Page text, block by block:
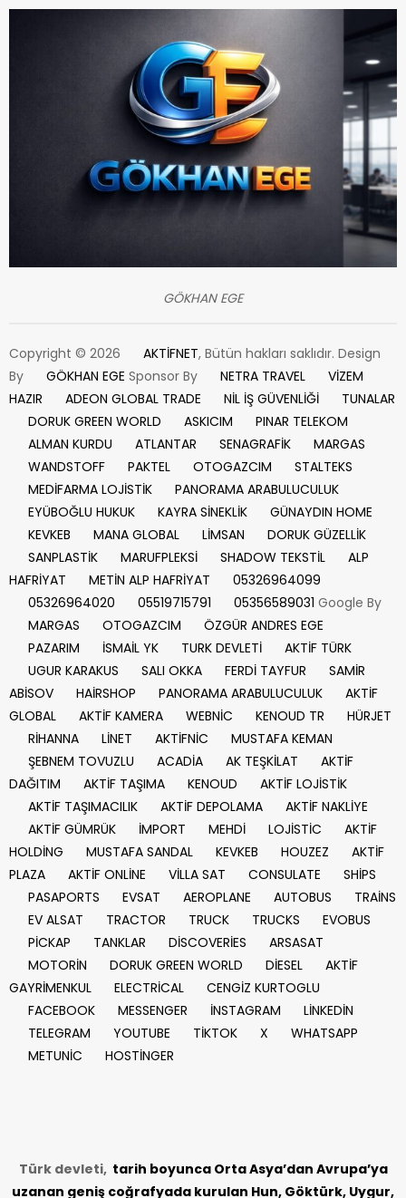
GÖKHAN EGE
Copyright © 2026 AKTİFNET, Bütün hakları saklıdır. Design
By
GÖKHAN EGE Sponsor By NETRA TRAVEL
VİZEM
HAZIR
ADEON GLOBAL TRADE NİL İŞ GÜVENLİĞİ
TUNALAR
DORUK GREEN WORLD
ASKICIM
PINAR TELEKOM
ALMAN KURDU
ATLANTAR SENAGRAFİK
MARGAS
WANDSTOFF
PAKTEL OTOGAZCIM
STALTEKS
MEDİFARMA LOJİSTİK
PANORAMA ARABULUCULUK
EYÜBOĞLU HUKUK
KAYRA SİNEKLİK
GÜNAYDIN HOME
KEVKEB
MANA GLOBAL LİMSAN
DORUK GÜZELLİK
SANPLASTİK
MARUFPLEKSİ SHADOW TEKSTİL
ALP
HAFRİYAT
METİN ALP HAFRİYAT
05326964099
05326964020
05519715791 05356589031 Google By
MARGAS
OTOGAZCIM
ÖZGÜR ANDRES EGE
PAZARIM
İSMAİL YK TURK DEVLETİ
AKTİF TÜRK
UGUR KARAKUS
SALI OKKA FERDİ TAYFUR
SAMİR
ABİSOV
HAİRSHOP PANORAMA ARABULUCULUK
AKTİF
GLOBAL
AKTİF KAMERA WEBNİC KENOUD TR
HÜRJET
RİHANNA
LİNET AKTİFNİC
MUSTAFA KEMAN
ŞEBNEM TOVUZLU
ACADİA AK TEŞKİLAT
AKTİF
DAĞITIM
AKTİF TAŞIMA KENOUD
AKTİF LOJİSTİK
AKTİF TAŞIMACILIK
AKTİF DEPOLAMA
AKTİF NAKLİYE
AKTİF GÜMRÜK
İMPORT MEHDİ LOJİSTİC
AKTİF
HOLDİNG
MUSTAFA SANDAL KEVKEB HOUZEZ
AKTİF
PLAZA
AKTİF ONLİNE VİLLA SAT CONSULATE
SHİPS
PASAPORTS
EVSAT AEROPLANE AUTOBUS
TRAİNS
EV ALSAT
TRACTOR TRUCK TRUCKS
EVOBUS
PİCKAP
TANKLAR DİSCOVERİES
ARSASAT
MOTORİN
DORUK GREEN WORLD DİESEL
AKTİF
GAYRİMENKUL
ELECTRİCAL
CENGİZ KURTOGLU
FACEBOOK
MESSENGER İNSTAGRAM
LİNKEDİN
TELEGRAM
YOUTUBE TİKTOK X
WHATSAPP
METUNİC
HOSTİNGER
Türk devleti, tarih boyunca Orta Asya’dan Avrupa’ya
uzanan geniş coğrafyada kurulan Hun, Göktürk, Uygur,